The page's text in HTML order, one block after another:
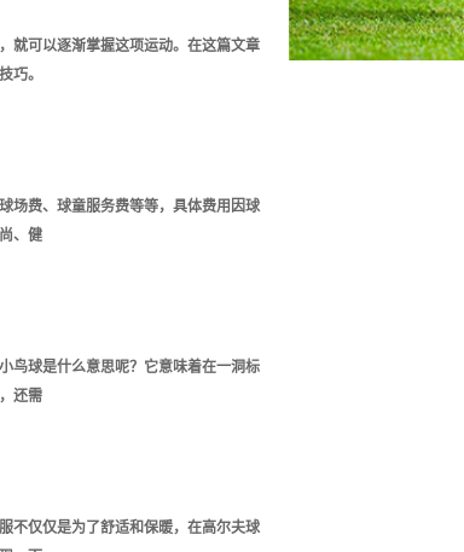
就可以逐渐掌握这项运动。在这篇文章
巧。
场费、球童服务费等等，具体费用因球
、健
鸟球是什么意思呢？它意味着在一洞标
还需
不仅仅是为了舒适和保暖，在高尔夫球